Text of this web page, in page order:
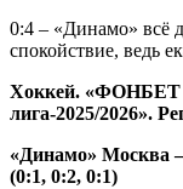
0:4 – «Динамо» всё
спокойствие, ведь
Хоккей. «ФОНБЕТ
лига-2025/2026».
«Динамо» Москва
(0:1, 0:2, 0:1)